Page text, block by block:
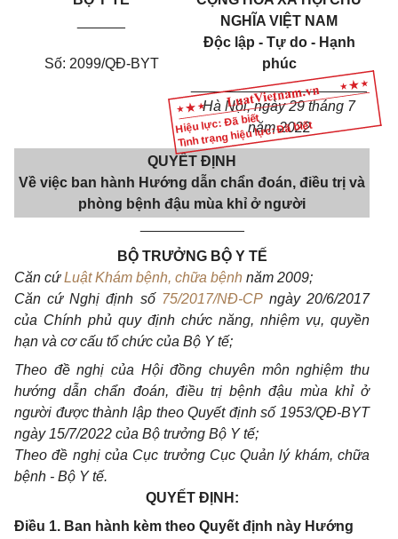
Hiệu lực: Đã biết
Tình trạng hiệu lực: Đã biết
Số: 2099/QĐ-BYT
NGHĨA VIỆT NAM
Độc lập - Tự do - Hạnh
phúc
______________________
Hà Nội, ngày 29 tháng 7
năm 2022
QUYẾT ĐỊNH
Về việc ban hành Hướng dẫn chẩn đoán, điều trị và
phòng bệnh đậu mùa khỉ ở người
BỘ TRƯỞNG BỘ Y TẾ
Căn cứLuật Khám bệnh, chữa bệnh năm 2009;
Căn cứ Nghị định số 75/2017/NĐ-CPngày 20/6/2017
của Chính phủ quy định chức năng, nhiệm vụ, quyền
hạn và cơ cấu tổ chức của Bộ Y tế;
Theo đề nghị của Hội đồng chuyên môn nghiệm thu
hướng dẫn chẩn đoán, điều trị bệnh đậu mùa khỉ ở
người được thành lập theo Quyết định số 1953/QĐ-BYT
ngày 15/7/2022 của Bộ trưởng Bộ Y tế;
Theo đề nghị của Cục trưởng Cục Quản lý khám, chữa
bệnh - Bộ Y tế.
QUYẾT ĐỊNH:
Điều 1. Ban hành kèm theo Quyết định này Hướng